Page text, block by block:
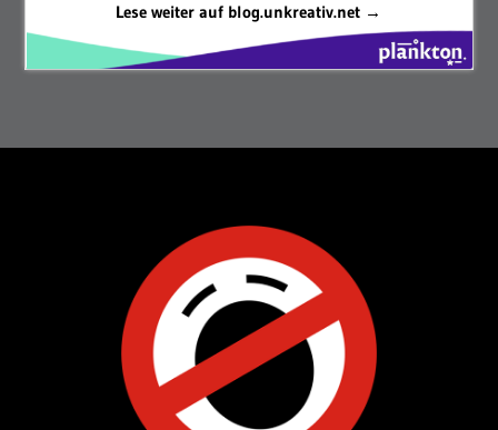
Lese weiter auf blog.unkreativ.net →